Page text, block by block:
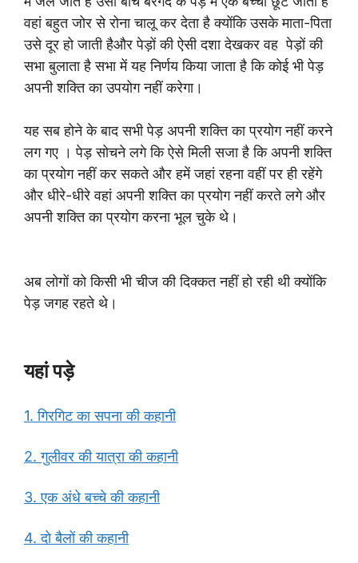
वहां बहुत जोर से रोना चालू कर देता है क्योंकि उसके माता-पिता
उसे दूर हो जाती हैऔर पेड़ों की ऐसी दशा देखकर वह पेड़ों की
सभा बुलाता है सभा में यह निर्णय किया जाता है कि कोई भी पेड़
अपनी शक्ति का उपयोग नहीं करेगा।
यह सब होने के बाद सभी पेड़ अपनी शक्ति का प्रयोग नहीं करने
लग गए । पेड़ सोचने लगे कि ऐसे मिली सजा है कि अपनी शक्ति
का प्रयोग नहीं कर सकते और हमें जहां रहना वहीं पर ही रहेंगे
और धीरे-धीरे वहां अपनी शक्ति का प्रयोग नहीं करते लगे और
अपनी शक्ति का प्रयोग करना भूल चुके थे।
अब लोगों को किसी भी चीज की दिक्कत नहीं हो रही थी क्योंकि
पेड़ जगह रहते थे।
यहां पड़े
1. गिरगिट का सपना की कहानी
2. गुलीवर की यात्रा की कहानी
3. एक अंधे बच्चे की कहानी
4. दो बैलों की कहानी